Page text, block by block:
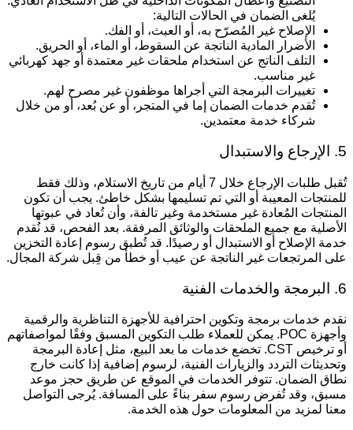
يُلغى الضمان في الحالات التالية:
الإصلاح غير المُصرّح به، أو العبث، أو الفك.
الأضرار المادية الناتجة عن السقوط، أو الماء، أو الحريق.
التلف الناتج عن استخدام ملحقات غير معتمدة أو جهد كهربائي
غير مناسب.
تغييرات البرمجة التي أجراها موظفون غير مصرح لهم.
تُقدم خدمات الضمان إما في المتجر، أو عن بُعد، أو من خلال
شركاء خدمة معتمدين.
تُقبل طلبات الإرجاع خلال 7 أيام من تاريخ الاستلام، وذلك فقط
المعيبة أو التي تم تسليمها بشكل خاطئ. يجب أن تكون
المُعادة غير مستخدمة وغير تالفة، وأن تُعاد في عبوتها
مع جميع الملحقات والوثائق المرفقة. بعد الفحص، قد نُقدم
الإصلاح أو الاستبدال أو رصيدًا. قد تُطبق رسوم إعادة التخزين
المرتجعات غير الناتجة عن عيب أو خطأ من قِبل شركة المجال.
خدمات برمجة وتكوين احترافية للأجهزة التناظرية والرقمية
وأجهزة POC. يمكن للعملاء طلب التكوين المسبق وفقًا لمواصفاتهم
أو ترخيص CST. تخضع خدمات ما بعد البيع، مثل إعادة البرمجة
التردد والزيارات الفنية، لرسوم إضافية إذا كانت خارج
الضمان. تتوفر الخدمات في الموقع عن طريق حجز موعد
وقد تُفرض رسوم سفر بناءً على المسافة. يُرجى التواصل
لمزيد من المعلومات حول هذه الخدمة.